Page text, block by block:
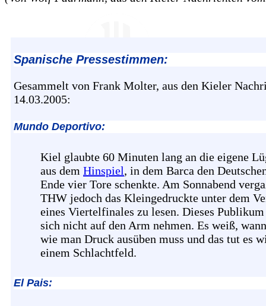
Spanische Pressestimmen:
Gesammelt von Frank Molter, aus den Kieler
14.03.2005:
Mundo Deportivo:
Kiel glaubte 60 Minuten lang an die eigene
aus dem Hinspiel, in dem Barca den
Ende vier Tore schenkte. Am Sonnabend
THW jedoch das Kleingedruckte unter dem
eines Viertelfinales zu lesen. Dieses
sich nicht auf den Arm nehmen. Es weiß,
wie man Druck ausüben muss und das tut es
einem Schlachtfeld.
El Pais: